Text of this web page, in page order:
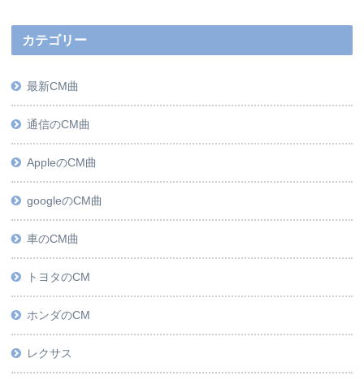
カテゴリー
最新CM曲
通信のCM曲
AppleのCM曲
googleのCM曲
車のCM曲
トヨタのCM
ホンダのCM
レクサス